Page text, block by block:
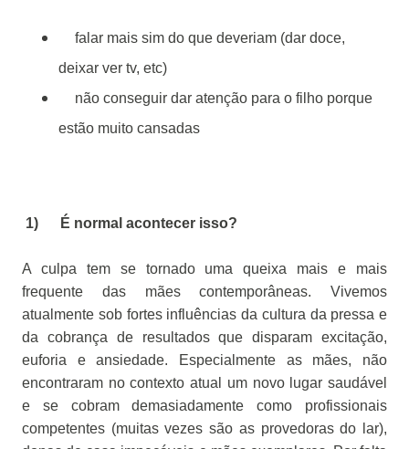
falar mais sim do que deveriam (dar doce,
deixar ver tv, etc)
não conseguir dar atenção para o filho porque
estão muito cansadas
1) É normal acontecer isso?
A culpa tem se tornado uma queixa mais e mais
frequente das mães contemporâneas. Vivemos
atualmente sob fortes influências da cultura da pressa e
da cobrança de resultados que disparam excitação,
euforia e ansiedade. Especialmente as mães, não
encontraram no contexto atual um novo lugar saudável
e se cobram demasiadamente como profissionais
competentes (muitas vezes são as provedoras do lar),